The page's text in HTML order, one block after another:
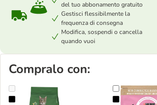
del tuo abbonamento gratuito
Gestisci flessibilmente la
frequenza di consegna
Modifica, sospendi o cancella
quando vuoi
Compralo con:
Ultima Urinary Tract Pollo PURINA